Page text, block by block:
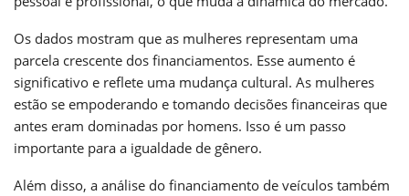
Os dados mostram que as mulheres representam uma
parcela crescente dos financiamentos. Esse aumento é
significativo e reflete uma mudança cultural. As mulheres
estão se empoderando e tomando decisões financeiras que
antes eram dominadas por homens. Isso é um passo
importante para a igualdade de gênero.
Além disso, a análise do financiamento de veículos também